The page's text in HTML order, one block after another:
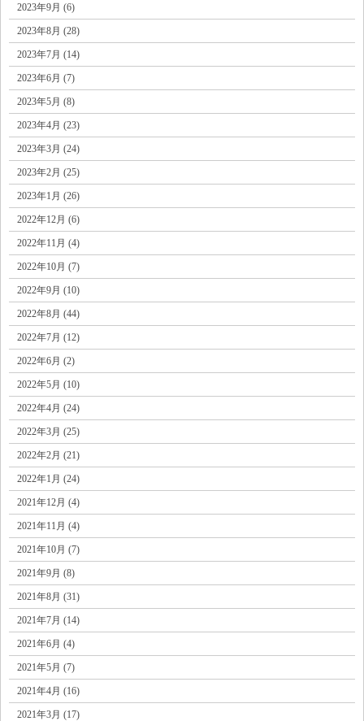
2023年9月 (6)
2023年8月 (28)
2023年7月 (14)
2023年6月 (7)
2023年5月 (8)
2023年4月 (23)
2023年3月 (24)
2023年2月 (25)
2023年1月 (26)
2022年12月 (6)
2022年11月 (4)
2022年10月 (7)
2022年9月 (10)
2022年8月 (44)
2022年7月 (12)
2022年6月 (2)
2022年5月 (10)
2022年4月 (24)
2022年3月 (25)
2022年2月 (21)
2022年1月 (24)
2021年12月 (4)
2021年11月 (4)
2021年10月 (7)
2021年9月 (8)
2021年8月 (31)
2021年7月 (14)
2021年6月 (4)
2021年5月 (7)
2021年4月 (16)
2021年3月 (17)